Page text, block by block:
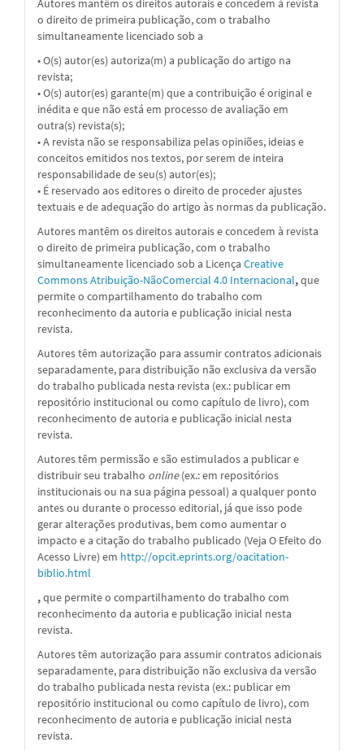
o direito de primeira publicação, com o trabalho
simultaneamente licenciado sob a
• O(s) autor(es) autoriza(m) a publicação do artigo na
revista;
• O(s) autor(es) garante(m) que a contribuição é original e
inédita e que não está em processo de avaliação em
outra(s) revista(s);
• A revista não se responsabiliza pelas opiniões, ideias e
conceitos emitidos nos textos, por serem de inteira
responsabilidade de seu(s) autor(es);
• É reservado aos editores o direito de proceder ajustes
textuais e de adequação do artigo às normas da publicação.
Autores mantêm os direitos autorais e concedem à revista
o direito de primeira publicação, com o trabalho
simultaneamente licenciado sob a Licença Creative
Commons Atribuição-NãoComercial 4.0 Internacional,que
permite o compartilhamento do trabalho com
reconhecimento da autoria e publicação inicial nesta
revista.
Autores têm autorização para assumir contratos adicionais
separadamente, para distribuição não exclusiva da versão
do trabalho publicada nesta revista (ex.: publicar em
repositório institucional ou como capítulo de livro), com
reconhecimento de autoria e publicação inicial nesta
revista.
Autores têm permissão e são estimulados a publicar e
distribuir seu trabalho online(ex.: em repositórios
institucionais ou na sua página pessoal) a qualquer ponto
antes ou durante o processo editorial, já que isso pode
gerar alterações produtivas, bem como aumentar o
impacto e a citação do trabalho publicado (Veja O Efeito do
Acesso Livre) em http://opcit.eprints.org/oacitation-
biblio.html
,que permite o compartilhamento do trabalho com
reconhecimento da autoria e publicação inicial nesta
revista.
Autores têm autorização para assumir contratos adicionais
separadamente, para distribuição não exclusiva da versão
do trabalho publicada nesta revista (ex.: publicar em
repositório institucional ou como capítulo de livro), com
reconhecimento de autoria e publicação inicial nesta
revista.